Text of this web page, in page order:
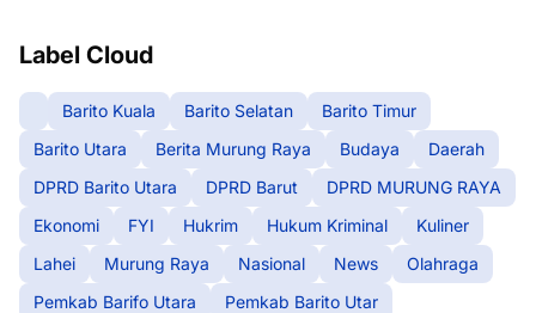
Label Cloud
Barito Kuala Barito Selatan
Barito Timur
Barito Utara
Berita Murung Raya Budaya
Daerah
DPRD Barito Utara
DPRD Barut
DPRD MURUNG RAYA
Ekonomi
FYI Hukrim Hukum Kriminal
Kuliner
Lahei
Murung Raya Nasional News
Olahraga
Pemkab Barifo Utara
Pemkab Barito Utar